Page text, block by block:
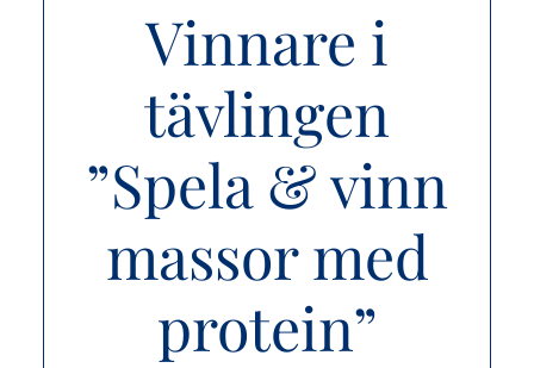
Vinnare i
tävlingen
”Spela & vinn
massor med
protein”